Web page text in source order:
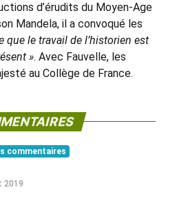
d’érudits du Moyen-Age
Mandela, il a convoqué les
que le travail de l’historien est
». Avec Fauvelle, les
au Collège de France.
commentaires
2019